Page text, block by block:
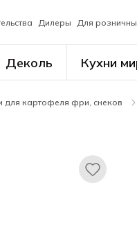
Дилеры Для
Деколь Кухни
для картофеля фри, снеков